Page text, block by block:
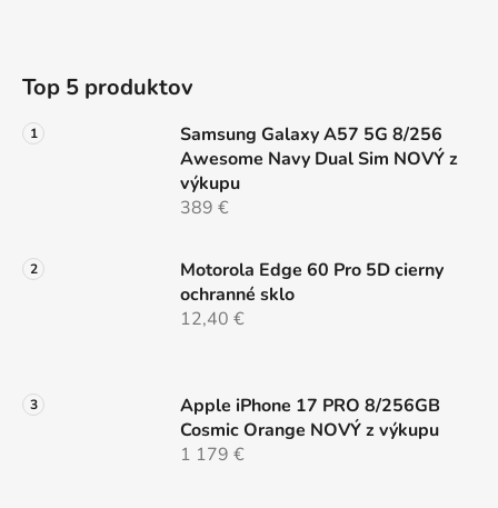
v
k
p
i
s
Top 5 produktov
Samsung Galaxy A57 5G 8/256
Awesome Navy Dual Sim NOVÝ z
výkupu
389 €
Motorola Edge 60 Pro 5D cierny
ochranné sklo
12,40 €
Apple iPhone 17 PRO 8/256GB
Cosmic Orange NOVÝ z výkupu
1 179 €